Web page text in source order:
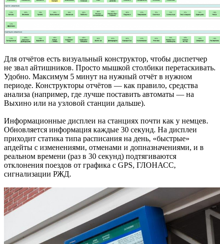
Для отчётов есть визуальный конструктор, чтобы диспетчер
не звал айтишников. Просто мышкой столбики перетаскивать.
Удобно. Максимум 5 минут на нужный отчёт в нужном
периоде. Конструкторы отчётов — как правило, средства
анализа (например, где лучше поставить автоматы — на
Выхино или на узловой станции дальше).
Информационные дисплеи на станциях почти как у немцев.
Обновляется информация каждые 30 секунд. На дисплеи
приходит статика типа расписания на день, «быстрые»
апдейты с изменениями, отменами и допназначениями, и в
реальном времени (раз в 30 секунд) подтягиваются
отклонения поездов от графика с GPS, ГЛОНАСС,
сигнализации РЖД.